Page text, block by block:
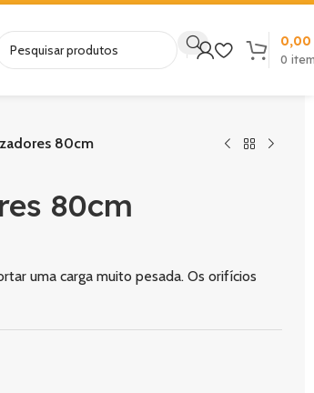
0
0,00
80cm
80cm
uma carga muito pesada. Os orifícios